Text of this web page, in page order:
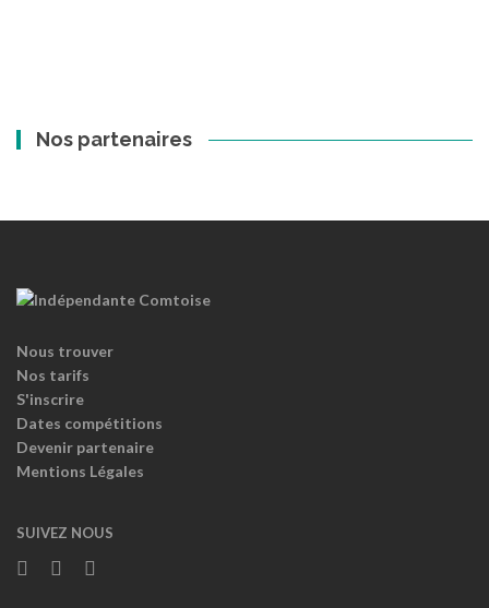
Nos partenaires
Nous trouver
Nos tarifs
S'inscrire
Dates compétitions
Devenir partenaire
Mentions Légales
SUIVEZ NOUS